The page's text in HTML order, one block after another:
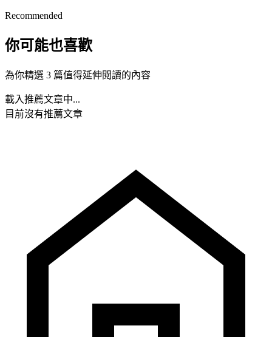
Recommended
你可能也喜歡
為你精選 3 篇值得延伸閱讀的內容
載入推薦文章中...
目前沒有推薦文章